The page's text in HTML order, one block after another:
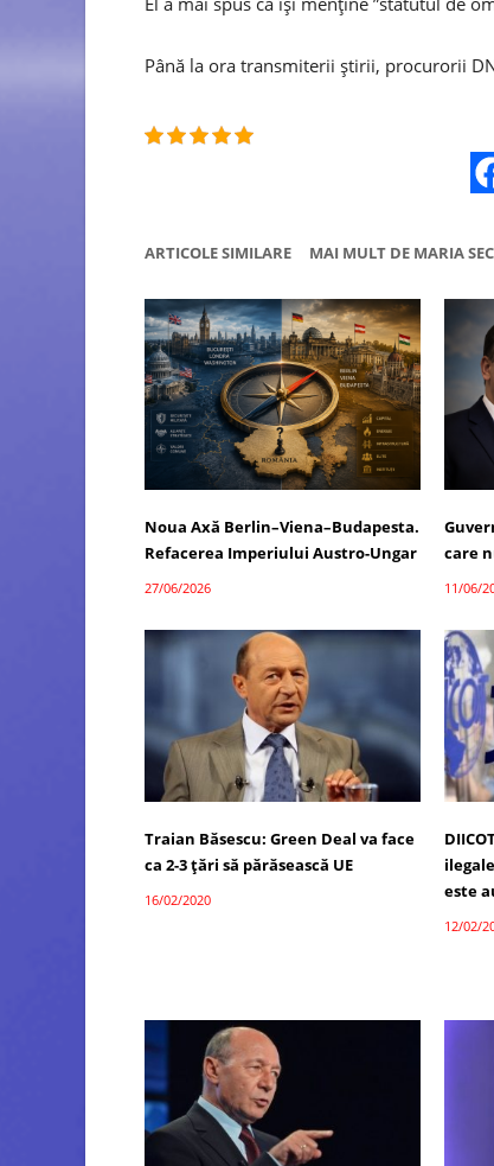
Până la ora transmiterii ştirii, procurorii
ARTICOLE SIMILARE MAI MULT DE MARIA
Noua Axă Berlin–Viena–Budapesta.
Refacerea Imperiului Austro-Ungar
27/06/2026
care
11/06/
Traian Băsescu: Green Deal va face
ca 2-3 țări să părăsească UE
16/02/2020
este
12/02/